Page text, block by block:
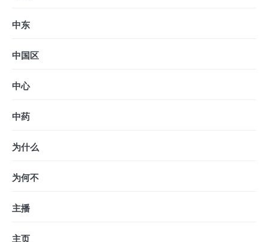
中东
中国区
中心
中药
为什么
为何不
主播
主页